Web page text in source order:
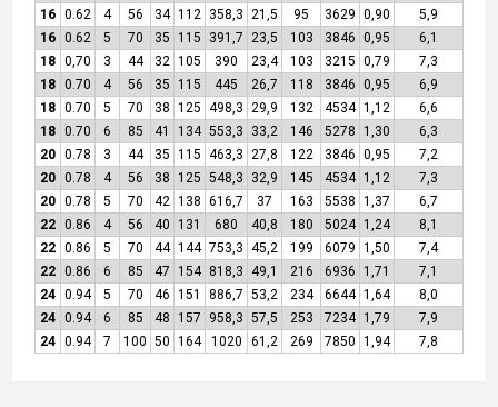
16 0.62 4 56 34 112 358,3 21,5 95 3629 0,90
5,9
16 0.62 5 70 35 115 391,7 23,5 103 3846 0,95
6,1
18 0,70 3 44 32 105 390 23,4 103 3215 0,79
7,3
18 0.70 4 56 35 115 445 26,7 118 3846 0,95
6,9
18 0.70 5 70 38 125 498,3 29,9 132 4534 1,12
6,6
18 0.70 6 85 41 134 553,3 33,2 146 5278 1,30
6,3
20 0.78 3 44 35 115 463,3 27,8 122 3846 0,95
7,2
20 0.78 4 56 38 125 548,3 32,9 145 4534 1,12
7,3
20 0.78 5 70 42 138 616,7 37 163 5538 1,37
6,7
22 0.86 4 56 40 131 680 40,8 180 5024 1,24
8,1
22 0.86 5 70 44 144 753,3 45,2 199 6079 1,50
7,4
22 0.86 6 85 47 154 818,3 49,1 216 6936 1,71
7,1
24 0.94 5 70 46 151 886,7 53,2 234 6644 1,64
8,0
24 0.94 6 85 48 157 958,3 57,5 253 7234 1,79
7,9
24 0.94 7 100 50 164 1020 61,2 269 7850 1,94 7,8